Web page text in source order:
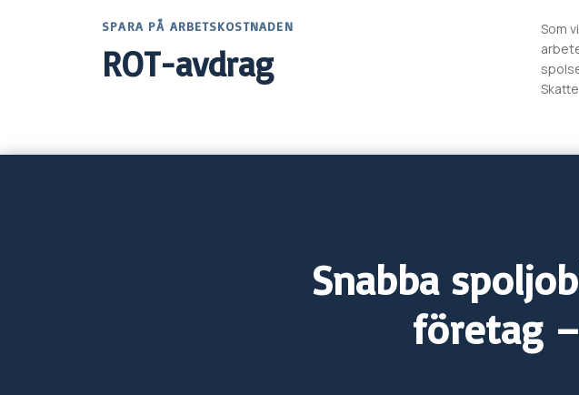
SPARA PÅ ARBETSKOSTNADEN
ROT-avdrag
Som
Snabba
företag